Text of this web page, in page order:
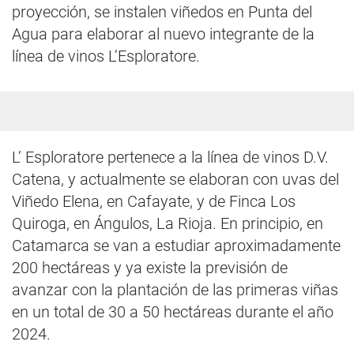
proyección, se instalen viñedos en Punta del
Agua para elaborar al nuevo integrante de la
línea de vinos L’Esploratore.
L’ Esploratore pertenece a la línea de vinos D.V.
Catena, y actualmente se elaboran con uvas del
Viñedo Elena, en Cafayate, y de Finca Los
Quiroga, en Ángulos, La Rioja. En principio, en
Catamarca se van a estudiar aproximadamente
200 hectáreas y ya existe la previsión de
avanzar con la plantación de las primeras viñas
en un total de 30 a 50 hectáreas durante el año
2024.